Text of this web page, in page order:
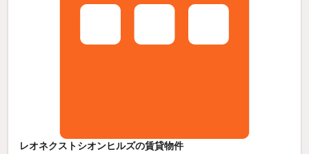
レオネクストシオンヒルズの賃貸物件